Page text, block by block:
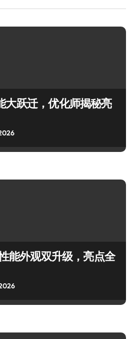
大跃迁，优化师揭秘亮
能外观双升级，亮点全